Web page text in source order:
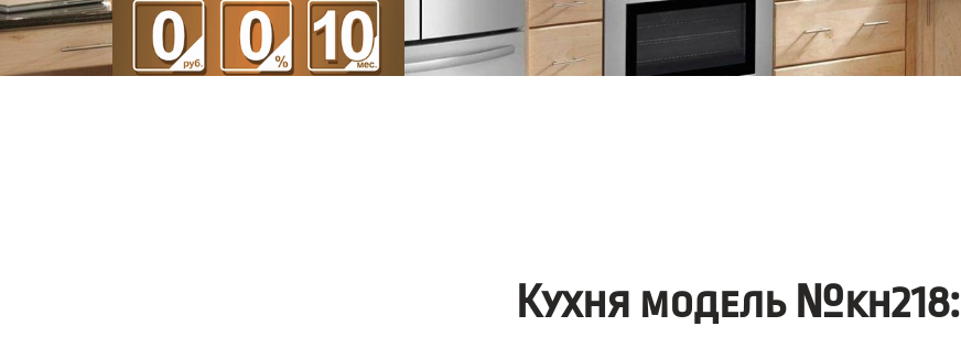
Кухня модель №kh218: